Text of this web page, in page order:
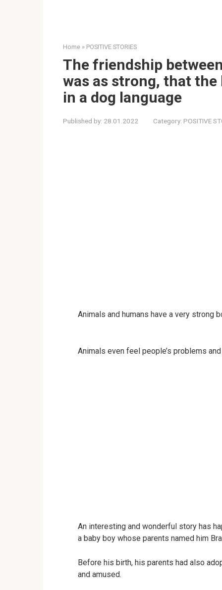
Home » POSITIVE STORIES
The friendship
was as strong, that
in a dog language
Published by: 28.01.2022 Category: POSITIVE
Animals and humans have a very strong
Animals even feel people’s problems
An interesting and wonderful story has
a baby boy whose parents named him
Before his birth, his parents had also
and amused.